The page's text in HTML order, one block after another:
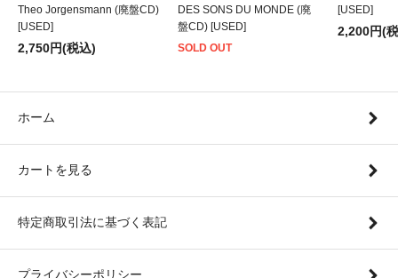
Theo Jorgensmann (廃盤CD)
[USED]
2,750円(税込)
DES SONS DU MONDE (廃
盤CD) [USED]
SOLD OUT
[USED]
2,200円(
ホーム
カートを見る
特定商取引法に基づく表記
プライバシーポリシー